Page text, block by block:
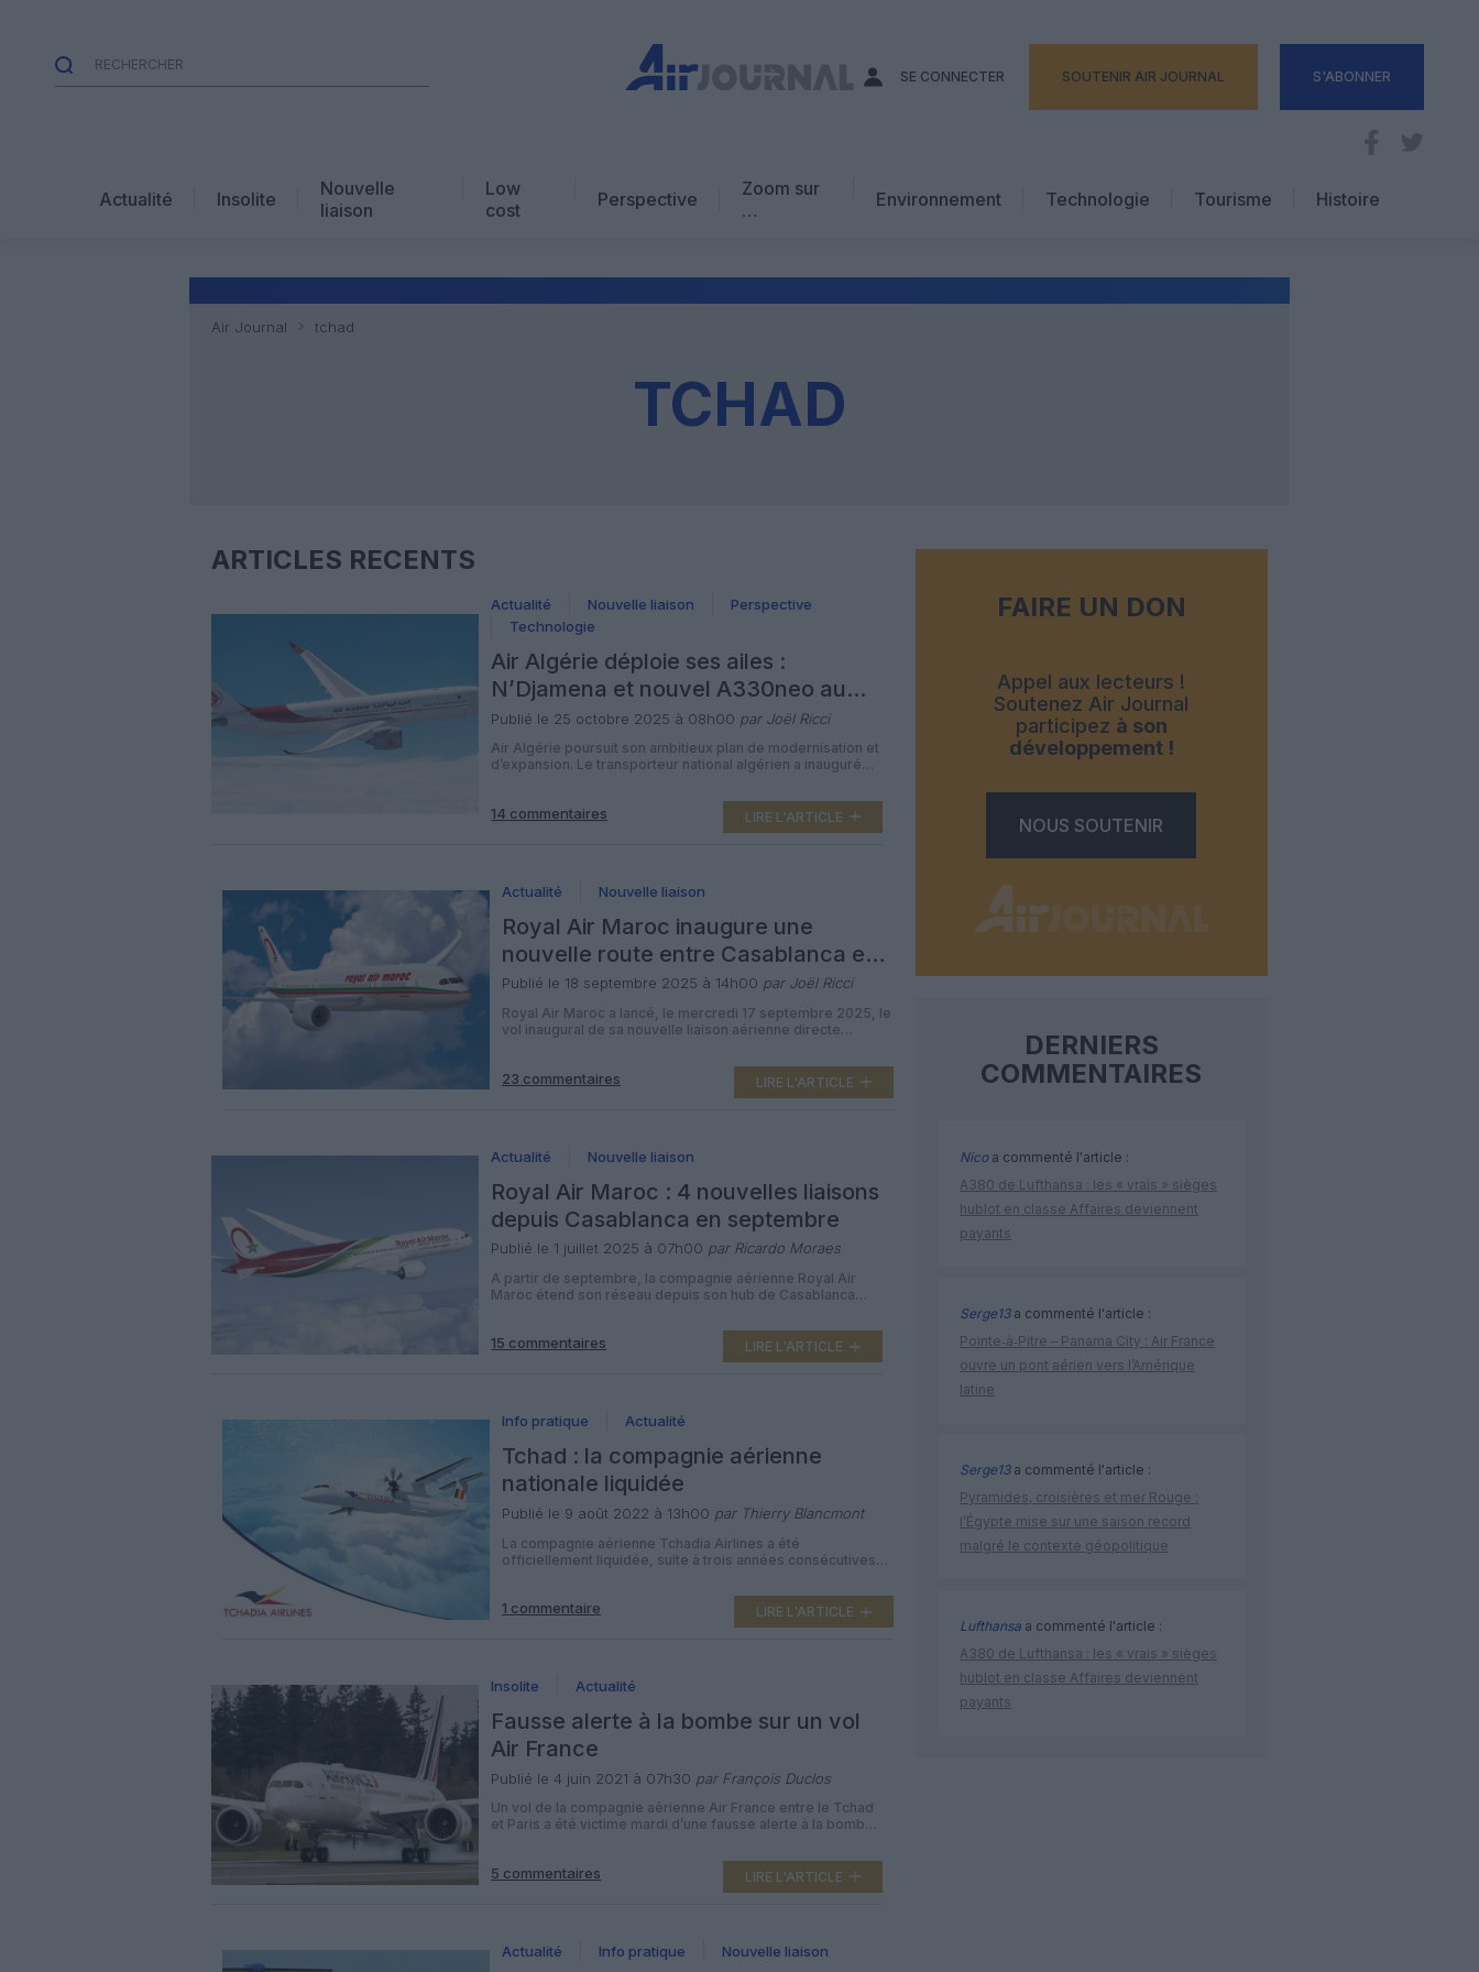
SE CONNECTER SOUTENIR AIR JOURNAL S'ABONNER
Actualité Insolite
Nouvelle
liaison
Low
cost
Perspective
Zoom sur
…
Vidéo
Environnement Technologie
Tourisme
Hôtellerie
Histoire
Air Journal tchad
TCHAD
ARTICLES RÉCENTS
Actualité Nouvelle liaison
Perspective
Technologie
Air Algérie déploie ses ailes :
N’Djamena et nouvel A330neo au
programme
Publié le 25 octobre 2025 à 08h00 par Joël Ricci
Air Algérie poursuit son ambitieux plan de modernisation et
d’expansion. Le transporteur national algérien a inauguré
l’arrivée imminente de son premier Airbus A330-900neo.
Deux jalons majeurs qui illustrent la montée en puissance
du pavillon national sur le continent africain et au-delà. Le
14 commentaires LIRE L'ARTICLE
Actualité Nouvelle liaison
Royal Air Maroc inaugure une
nouvelle route entre Casablanca et
N’Djamena
Publié le 18 septembre 2025 à 14h00 par Joël Ricci
Royal Air Maroc a lancé, le mercredi 17 septembre 2025, le
vol inaugural de sa nouvelle liaison aérienne directe
une étape significative dans la concrétisation du plan de
développement stratégique de la compagnie nationale,
23 commentaires LIRE L'ARTICLE
Actualité Nouvelle liaison
Royal Air Maroc : 4 nouvelles liaisons
depuis Casablanca en septembre
Publié le 1 juillet 2025 à 07h00 par Ricardo Moraes
A partir de septembre, la compagnie aérienne Royal Air
Maroc étend son réseau depuis son hub de Casablanca
Ndjamena, Île de Sal et Zurich. Dans le cadre de sa
stratégie de développement et de renforcement de son
réseau, Royal Air Maroc lance quatre nouvelles lignes
15 commentaires LIRE L'ARTICLE
Info pratique Actualité
Tchad : la compagnie aérienne
nationale liquidée
Publié le 9 août 2022 à 13h00 par Thierry Blancmont
La compagnie aérienne Tchadia Airlines a été
officiellement liquidée, suite à trois années consécutives
inauguré ses opérations à l’aéroport de N’Djamena, la
compagnie nationale du Tchad lancée en coentreprise
avec Ethiopian Airlines n’est plus. Les actionnaires de
1 commentaire LIRE L'ARTICLE
Insolite Actualité
Fausse alerte à la bombe sur un vol
Air France
Publié le 4 juin 2021 à 07h30 par François Duclos
Un vol de la compagnie aérienne Air France entre le Tchad
et Paris a été victime mardi d’une fausse alerte à la bombe,
sans problème. Le vol AF865 de la compagnie nationale
française a décollé le 3 juin 2021 peu avant 10h00 de
5 commentaires LIRE L'ARTICLE
Actualité Info pratique Nouvelle liaison
FAIRE UN DON
Appel aux lecteurs !
Soutenez Air Journal
participez à son
développement !
NOUS SOUTENIR
DERNIERS
COMMENTAIRES
Nicoa commenté l'article :
A380 de Lufthansa : les « vrais » sièges
hublot en classe Affaires deviennent
payants
Serge13a commenté l'article :
Pointe‑à‑Pitre – Panama City : Air France
ouvre un pont aérien vers l’Amérique
latine
Serge13a commenté l'article :
Pyramides, croisières et mer Rouge :
l’Égypte mise sur une saison record
malgré le contexte géopolitique
Lufthansa a commenté l'article :
A380 de Lufthansa : les « vrais » sièges
hublot en classe Affaires deviennent
payants